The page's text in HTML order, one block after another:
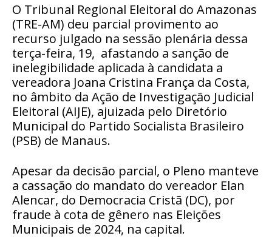
O Tribunal Regional Eleitoral do Amazonas
(TRE-AM) deu parcial provimento ao
recurso julgado na sessão plenária dessa
terça-feira, 19, afastando a sanção de
inelegibilidade aplicada à candidata a
vereadora Joana Cristina França da Costa,
no âmbito da Ação de Investigação Judicial
Eleitoral (AIJE), ajuizada pelo Diretório
Municipal do Partido Socialista Brasileiro
(PSB) de Manaus.
Apesar da decisão parcial, o Pleno manteve
a cassação do mandato do vereador Elan
Alencar, do Democracia Cristã (DC), por
fraude à cota de gênero nas Eleições
Municipais de 2024, na capital.